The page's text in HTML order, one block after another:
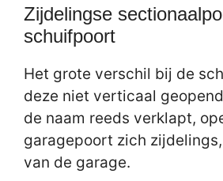
Zijdelingse
schuifpoort
Het grote verschil bij de
deze niet verticaal
de naam reeds verklapt,
garagepoort zich
van de garage.